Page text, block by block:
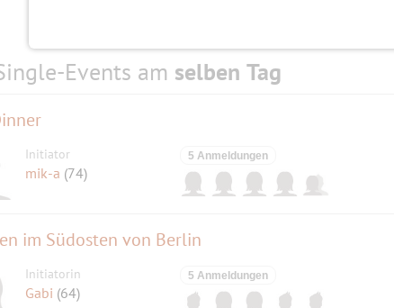
Events am selben Tag
Initiator
mik-a (74)
5 Anmeldungen
im Südosten von Berlin
Initiatorin
Gabi (64)
5 Anmeldungen